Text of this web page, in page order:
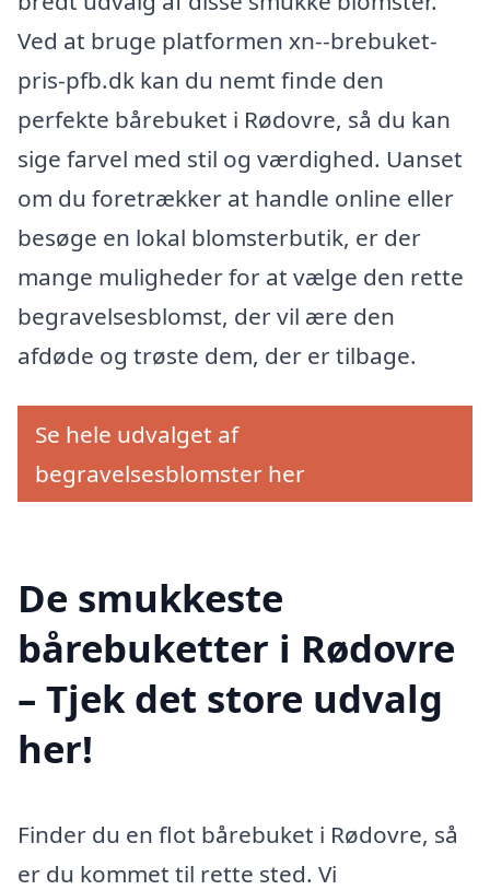
Ved at bruge platformen xn--brebuket-
pris-pfb.dk kan du nemt finde den
perfekte bårebuket i Rødovre, så du kan
sige farvel med stil og værdighed. Uanset
om du foretrækker at handle online eller
besøge en lokal blomsterbutik, er der
mange muligheder for at vælge den rette
begravelsesblomst, der vil ære den
afdøde og trøste dem, der er tilbage.
Se hele udvalget af
begravelsesblomster her
De smukkeste
bårebuketter i Rødovre
– Tjek det store udvalg
her!
Finder du en flot bårebuket i Rødovre, så
er du kommet til rette sted. Vi